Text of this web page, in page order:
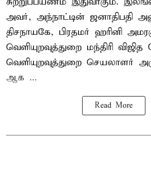
அவர், அந்நாட்டின் ஜனாதிபதி
திசநாயகே, பிரதமர் ஹரினி
வெளியுறவுத்துறை மந்திரி
வெளியுறவுத்துறை செயலாளர்
ஆக ...
Read More